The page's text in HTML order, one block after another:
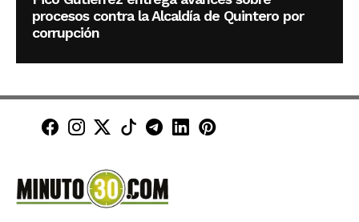
procesos contra la Alcaldía de Quintero por
corrupción
Minuto30 en Facebook
Minuto30 en Instagram
Minuto30 en X (Twitter)
Minuto30 en TikTok
Canal de Minuto30 en
Minuto30 en LinkedIn
Minuto30 en